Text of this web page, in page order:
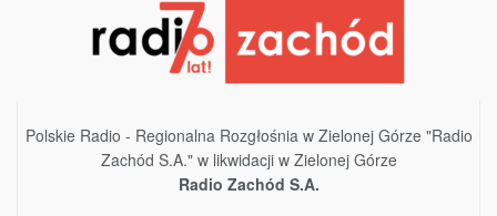
Polskie Radio - Regionalna Rozgłośnia w Zielonej Górze "Radio
Zachód S.A." w likwidacji w Zielonej Górze
Radio Zachód S.A.